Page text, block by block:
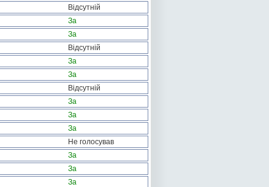
Відсутній
За
За
Відсутній
За
За
Відсутній
За
За
За
Не голосував
За
За
За